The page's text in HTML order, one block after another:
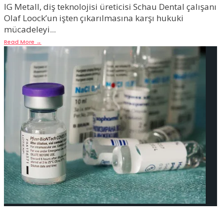
IG Metall, diş teknolojisi üreticisi Schau Dental çalışanı
Olaf Loock’un işten çıkarılmasına karşı hukuki
mücadeleyi...
Read More →